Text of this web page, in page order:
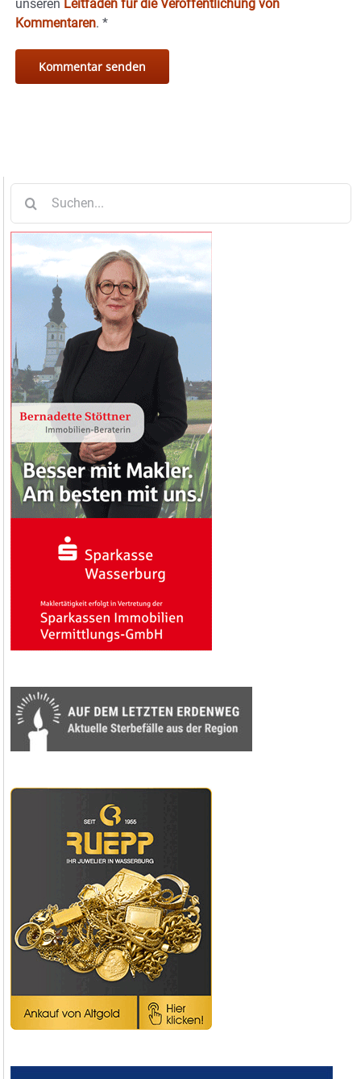
unseren Leitfaden für die Veröffentlichung von
Kommentaren. *
nach: